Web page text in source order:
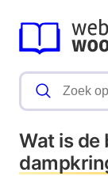
Wat is de